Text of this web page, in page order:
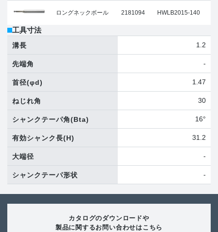
ロングネックボール 2181094 HWLB2015-140
工具寸法
溝長 1.2
先端角 -
首径(φd) 1.47
ねじれ角 30
シャンクテーパ角(Bta) 16°
有効シャンク長(H) 31.2
大端径 -
シャンクテーパ形状 -
カタログのダウンロードや
製品に関するお問い合わせはこちら